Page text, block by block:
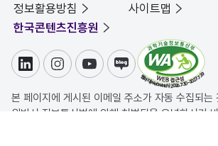
정보활용방침
사이트맵
한국콘텐츠진흥원
링크드인인스타그램
유튜브블로그
본 페이지에 게시된 이메일 주소가 자동 수집되는
위반시 정보통신법에 의해 처벌됨을 유념하시기